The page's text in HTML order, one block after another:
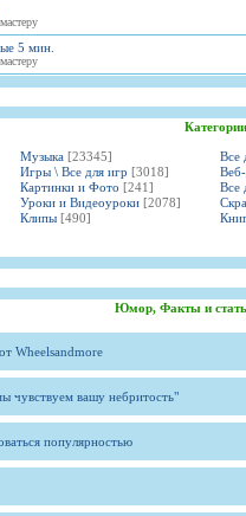
5 мин.
Музыка [23345] Все
Игры \ Все для игр [3018]
Картинки и Фото [241] Все
Уроки и Видеоуроки [2078]
Клипы [490]
Юмор, Факты и
Wheelsandmore
чувствуем вашу небритость"
популярностью